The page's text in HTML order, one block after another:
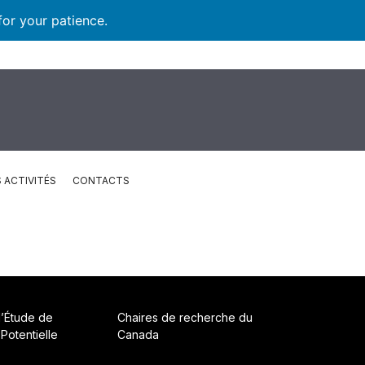
your patience.
ACTIVITÉS CONTACTS
de
Chaires de recherche du
Canada